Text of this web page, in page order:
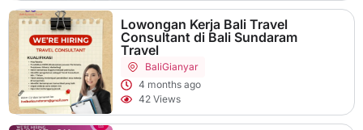
Lowongan Kerja Bali Travel
Consultant di Bali Sundaram
Travel
BaliGianyar
4 months ago
42 Views